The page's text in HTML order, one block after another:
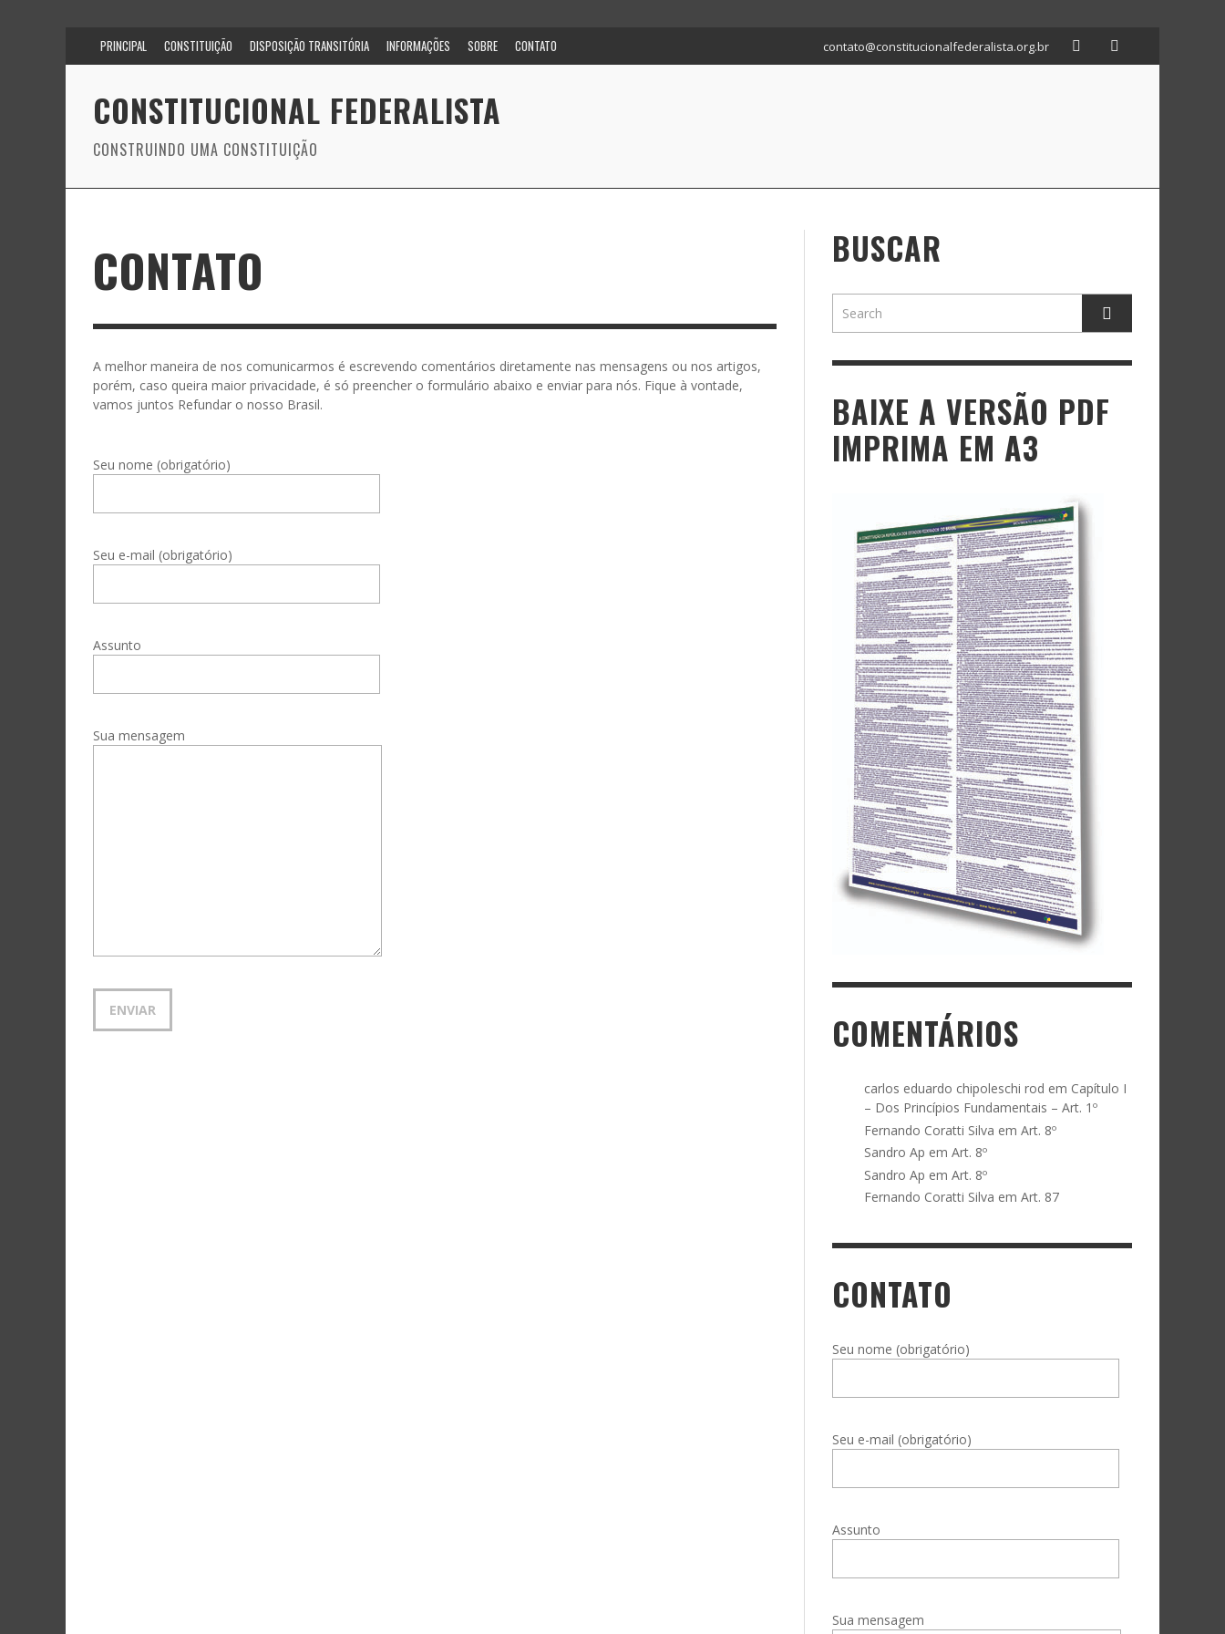
contato@constitucionalfederalista.org.br
PRINCIPAL CONSTITUIÇÃO DISPOSIÇÃO TRANSITÓRIA INFORMAÇÕES SOBRE CONTATO
CONSTITUCIONAL FEDERALISTA
CONSTRUINDO UMA CONSTITUIÇÃO
CONTATO
A melhor maneira de nos comunicarmos é escrevendo comentários diretamente nas mensagens ou nos artigos,
porém, caso queira maior privacidade, é só preencher o formulário abaixo e enviar para nós. Fique à vontade,
vamos juntos Refundar o nosso Brasil.
Seu nome (obrigatório)
Seu e-mail (obrigatório)
Assunto
Sua mensagem
BUSCAR
BAIXE A VERSÃO PDF
IMPRIMA EM A3
COMENTÁRIOS
carlos eduardo chipoleschi rod em Capítulo I
– Dos Princípios Fundamentais – Art. 1º
Fernando Coratti Silva em Art. 8º
Sandro Ap em Art. 8º
Sandro Ap em Art. 8º
Fernando Coratti Silva em Art. 87
CONTATO
Seu nome (obrigatório)
Seu e-mail (obrigatório)
Assunto
Sua mensagem